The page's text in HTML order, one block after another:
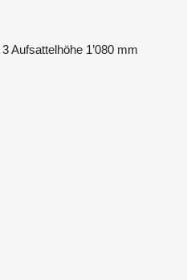
3Aufsattelhöhe 1’080 mm